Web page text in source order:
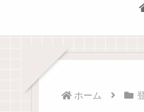
ホーム